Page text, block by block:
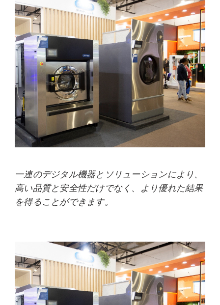
一連のデジタル機器とソリューションにより、
高い品質と安全性だけでなく、より優れた結果
を得ることができます。